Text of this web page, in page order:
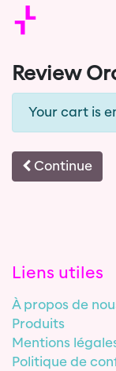
Review
Your cart is
Continue
Liens utiles
À propos de
Produits
Mentions
Politique de